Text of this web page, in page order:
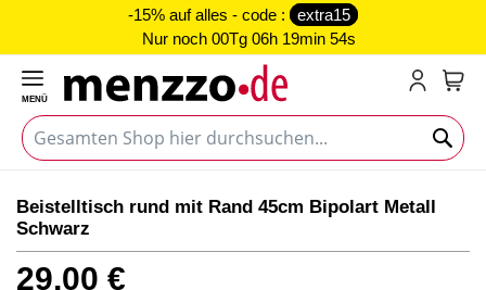
-15% auf alles - code :
extra15
Nur noch 00Tg 06h 19min 54s
MENÜ
Ende
der
Bildgalerie
springen
Anfang
der
Bildgalerie
springen
Beistelltisch rund mit Rand 45cm Bipolart Metall
Schwarz
29,00 €